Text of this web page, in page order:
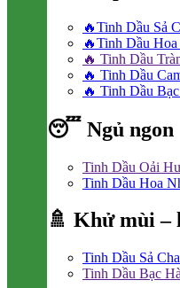
🔥Tinh Dầu Sả
🔥Tinh Dầu
🔥 Tinh Dầu
🔥 Tinh Dầu
🔥 Tinh Dầu
😴 Ngủ ngon
Tinh Dầu Oải
Tinh Dầu Hoa
🚿 Khử mùi –
Tinh Dầu Sả
Tinh Dầu Bạc Hà